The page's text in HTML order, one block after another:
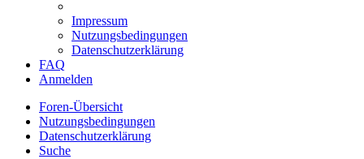
Impressum
Nutzungsbedingungen
Datenschutzerklärung
FAQ
Anmelden
Foren-Übersicht
Nutzungsbedingungen
Datenschutzerklärung
Suche